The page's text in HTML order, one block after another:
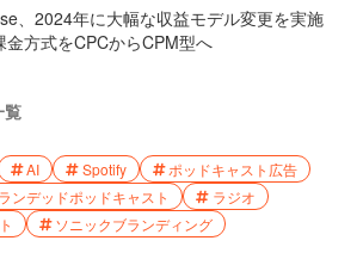
、2024年に大幅な収益モデル変更を実施
金方式をCPCからCPM型へ
覧
AI Spotify
ポッドキャスト広告
ンデッドポッドキャスト
ラジオ
ソニックブランディング